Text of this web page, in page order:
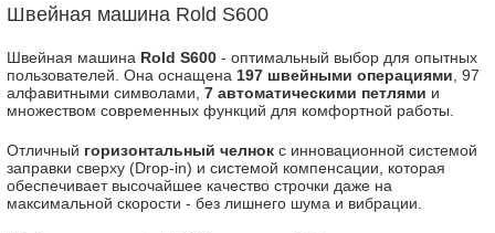
Швейная машина Rold S600
Швейная машина Rold S600 - оптимальный выбор для опытных
пользователей. Она оснащена 197 швейными операциями , 97
алфавитными символами, 7 автоматическими петлями и
множеством современных функций для комфортной работы.
Отличный горизонтальный челнок с инновационной системой
заправки сверху (Drop-in) и системой компенсации, которая
обеспечивает высочайшее качество строчки даже на
максимальной скорости - без лишнего шума и вибрации.